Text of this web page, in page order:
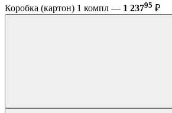
Коробка (картон) 1 компл — 1 23795 ₽